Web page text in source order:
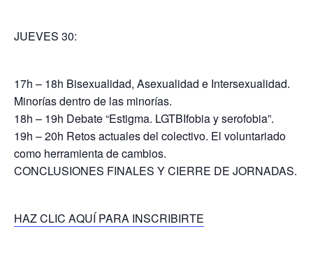
JUEVES 30:
17h – 18h Bisexualidad, Asexualidad e Intersexualidad.
Minorías dentro de las minorías.
18h – 19h Debate “Estigma. LGTBIfobia y serofobia”.
19h – 20h Retos actuales del colectivo. El voluntariado
como herramienta de cambios.
CONCLUSIONES FINALES Y CIERRE DE JORNADAS.
HAZ CLIC AQUÍ PARA INSCRIBIRTE